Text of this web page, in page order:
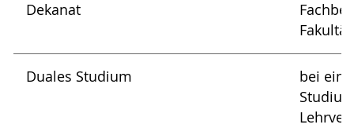
Dekanat
Duales Studium
bei